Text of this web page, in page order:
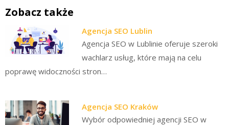
Zobacz także
Agencja SEO Lublin
Agencja SEO w Lublinie oferuje szeroki
wachlarz usług, które mają na celu
poprawę widoczności stron…
Agencja SEO Kraków
Wybór odpowiedniej agencji SEO w